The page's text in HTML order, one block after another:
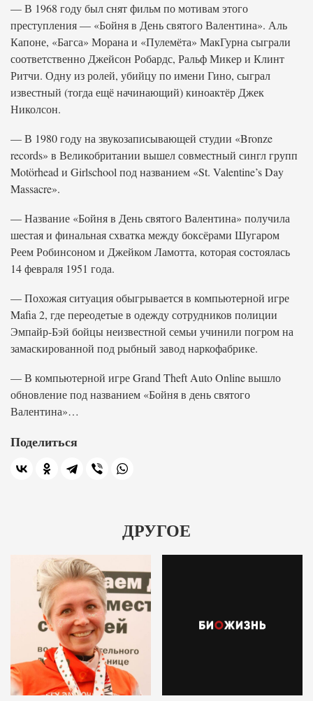
— В 1968 году был снят фильм по мотивам этого
преступления — «Бойня в День святого Валентина». Аль
Капоне, «Багса» Морана и «Пулемёта» МакГурна сыграли
соответственно Джейсон Робардс, Ральф Микер и Клинт
Ритчи. Одну из ролей, убийцу по имени Гино, сыграл
известный (тогда ещё начинающий) киноактёр Джек
Николсон.
— В 1980 году на звукозаписывающей студии «Bronze
records» в Великобритании вышел совместный сингл групп
Motörhead и Girlschool под названием «St. Valentine’s Day
Massacre».
— Название «Бойня в День святого Валентина» получила
шестая и финальная схватка между боксёрами Шугаром
Реем Робинсоном и Джейком Ламотта, которая состоялась
14 февраля 1951 года.
— Похожая ситуация обыгрывается в компьютерной игре
Mafia 2, где переодетые в одежду сотрудников полиции
Эмпайр-Бэй бойцы неизвестной семьи учинили погром на
замаскированной под рыбный завод наркофабрике.
— В компьютерной игре Grand Theft Auto Online вышло
обновление под названием «Бойня в день святого
Валентина»…
Поделиться
ДРУГОЕ